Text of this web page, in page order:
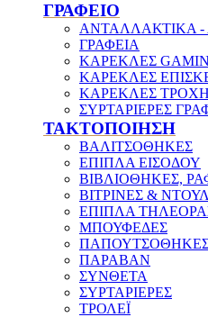
ΓΡΑΦΕΙΟ
ΑΝΤΑΛΛΑΚΤΙΚΑ -
ΓΡΑΦΕΙΑ
ΚΑΡΕΚΛΕΣ
ΚΑΡΕΚΛΕΣ
ΚΑΡΕΚΛΕΣ
ΣΥΡΤΑΡΙΕΡΕΣ
ΤΑΚΤΟΠΟΙΗΣΗ
ΒΑΛΙΤΣΟΘΗΚΕΣ
ΕΠΙΠΛΑ ΕΙΣΟΔΟΥ
ΒΙΒΛΙΟΘΗΚΕΣ,
ΒΙΤΡΙΝΕΣ &
ΕΠΙΠΛΑ
ΜΠΟΥΦΕΔΕΣ
ΠΑΡΑΒΑΝ
ΣΥΝΘΕΤΑ
ΣΥΡΤΑΡΙΕΡΕΣ
ΤΡΟΛΕΪ